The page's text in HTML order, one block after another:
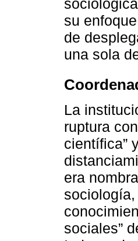
su
de
una sola
La
ruptura
científica”
era
sociales”